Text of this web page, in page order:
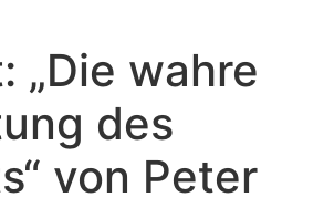
„Die wahre
des
von Peter